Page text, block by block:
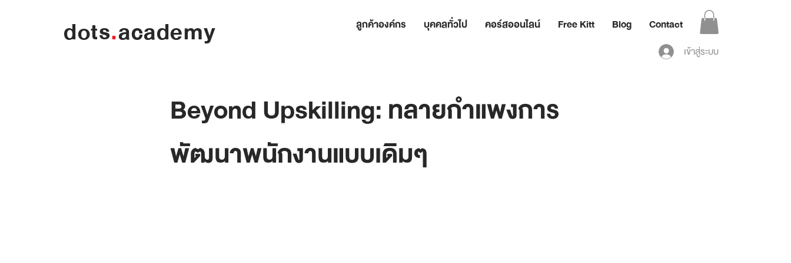
dots.academy ลูกค้าองค์กร บุคคลทั่วไป คอร์สออนไลน์ Free Kitt Blog Contact
เข้าสู่ระบบ
Beyond Upskilling: ทลายกำแพงการ
พัฒนาพนักงานแบบเดิมๆ